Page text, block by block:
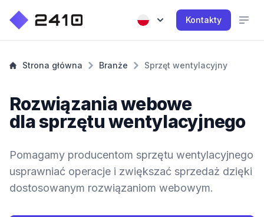
Kontakty
Strona główna Branże Sprzęt wentylacyjny
Rozwiązania webowe
dla sprzętu wentylacyjnego
Pomagamy producentom sprzętu wentylacyjnego
usprawniać operacje i zwiększać sprzedaż dzięki
dostosowanym rozwiązaniom webowym.